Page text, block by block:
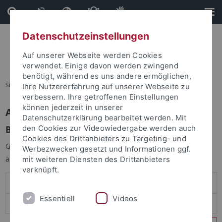
Direkt
zum
Inhalt
Direkt
zur
Fußleiste
Sie sind hier: Startseite
Anmelden
Benutzeranmeldung
Geben Sie Ihren Benutzernamen und Ihr Passwort an um sich
anzumelden:
Datenschutzeinstellungen
Auf unserer Webseite werden Cookies
verwendet. Einige davon werden zwingend
benötigt, während es uns andere ermöglichen,
Ihre Nutzererfahrung auf unserer Webseite zu
verbessern. Ihre getroffenen Einstellungen
können jederzeit in unserer
Datenschutzerklärung bearbeitet werden. Mit
den Cookies zur Videowiedergabe werden auch
Cookies des Drittanbieters zu Targeting- und
Werbezwecken gesetzt und Informationen ggf.
mit weiteren Diensten des Drittanbieters
verknüpft.
Essentiell Videos